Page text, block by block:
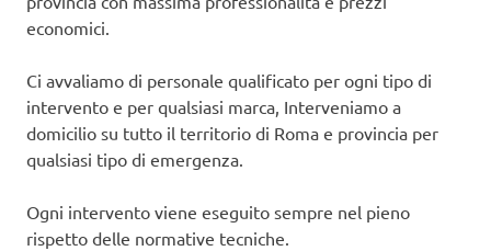
economici.
Ci avvaliamo di personale qualificato per ogni tipo di
intervento e per qualsiasi marca, Interveniamo a
domicilio su tutto il territorio di Roma e provincia per
qualsiasi tipo di emergenza.
Ogni intervento viene eseguito sempre nel pieno
rispetto delle normative tecniche.